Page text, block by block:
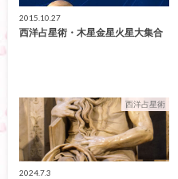
2015.10.27
西洋占星術・木星金星火星大集合
西洋占星術
2024.7.3